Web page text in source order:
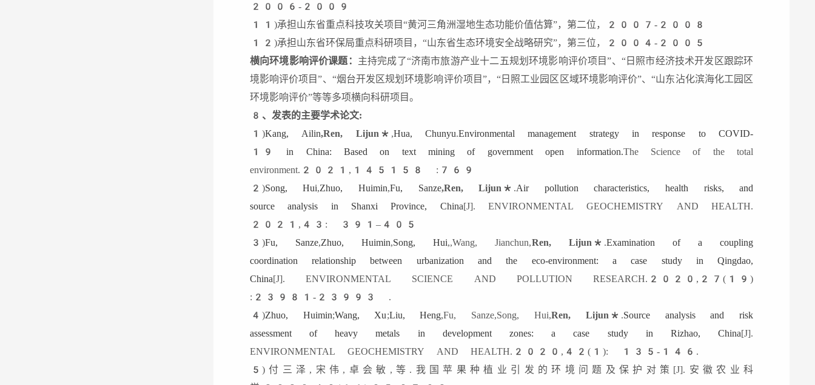
2006-2009
11)承担山东省重点科技攻关项目“黄河三角洲湿地生态功能价值估算”，第二位，2007-2008
12)承担山东省环保局重点科研项目，“山东省生态环境安全战略研究”，第三位，2004-2005
横向环境影响评价课题： 主持完成了“济南市旅游产业十二五规划环境影响评价项目”、“日照市经济技术开发区跟踪环
境影响评价项目”、“烟台开发区规划环境影响评价项目”，“日照工业园区区域环境影响评价”、“山东沾化滨海化工园区
环境影响评价”等等多项横向科研项目。
8 、发表的主要学术论文:
1)Kang, Ailin,Ren, Lijun* ,Hua, Chunyu.Environmental management strategy in response to COVID-
19 in China: Based on text mining of government open information.The Science of the total
2)Song, Hui,Zhuo, Huimin,Fu, Sanze,Ren, Lijun* .Air pollution characteristics, health risks, and
source analysis in Shanxi Province, China[J]. ENVIRONMENTAL GEOCHEMISTRY AND HEALTH.
2021,43: 391–405
3)Fu, Sanze,Zhuo, Huimin,Song, Hui,,Wang, Jianchun,Ren, Lijun* .Examination of a coupling
coordination relationship between urbanization and the eco-environment: a case study in Qingdao,
China[J]. ENVIRONMENTAL SCIENCE AND POLLUTION RESEARCH.2020,27(19)
:23981-23993 .
4)Zhuo, Huimin;Wang, Xu;Liu, Heng,Fu, Sanze,Song, Hui,Ren, Lijun* .Source analysis and risk
assessment of heavy metals in development zones: a case study in Rizhao, China[J].
ENVIRONMENTAL GEOCHEMISTRY AND HEALTH.2020,42(1): 135-146.
5)付三泽,宋伟,卓会敏,等.我国苹果种植业引发的环境问题及保护对策[J].安徽农业科